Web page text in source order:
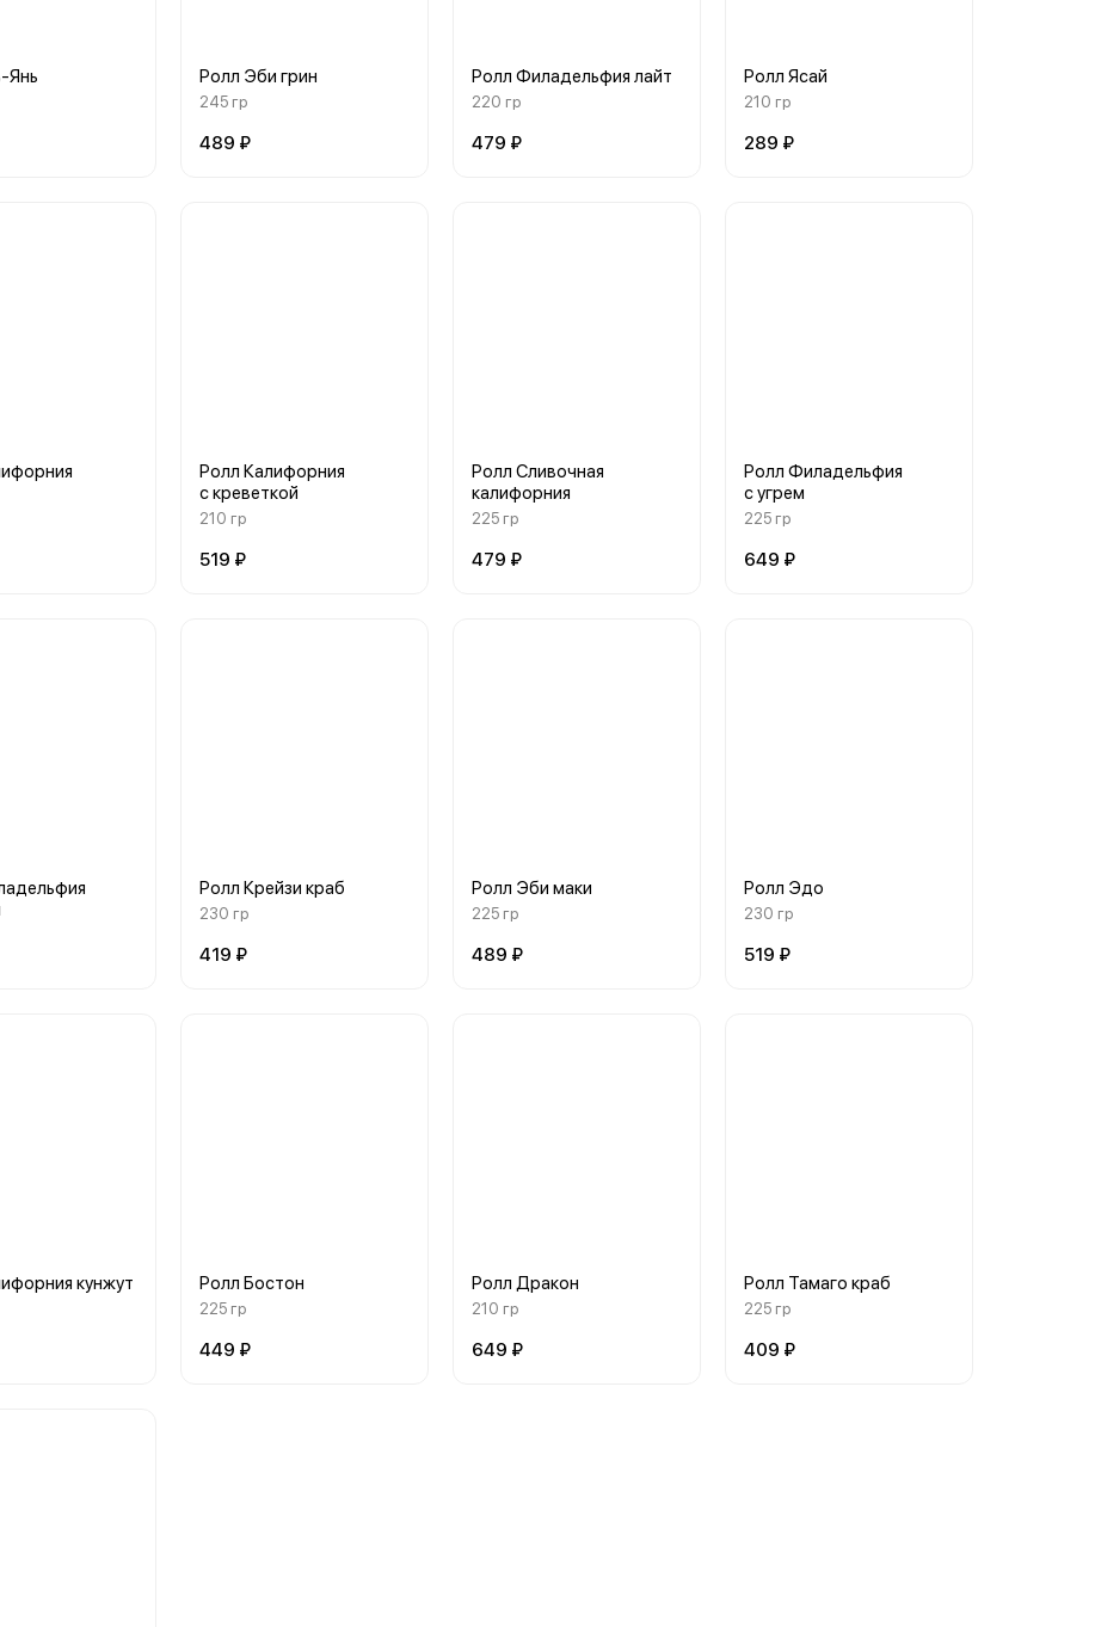
Янь Ролл Эби грин
245 гр
489 ₽
Ролл Филадельфия лайт
220 гр
479 ₽
Ролл Ясай
210 гр
289 ₽
Ролл Калифорния
с креветкой
210 гр
519 ₽
Ролл Сливочная
калифорния
225 гр
479 ₽
Ролл Филадельфия
с угрем
225 гр
649 ₽
Ролл Крейзи краб
230 гр
419 ₽
Ролл Эби маки
225 гр
489 ₽
Ролл Эдо
230 гр
519 ₽
кунжут Ролл Бостон
225 гр
449 ₽
Ролл Дракон
210 гр
649 ₽
Ролл Тамаго краб
225 гр
409 ₽